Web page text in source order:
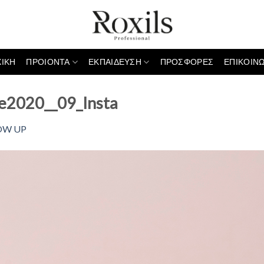
ΠΡΟΙΟΝΤΑ ΕΚΠΑΙΔΕΥΣΗ ΠΡΟΣΦΟΡΕΣ
UP